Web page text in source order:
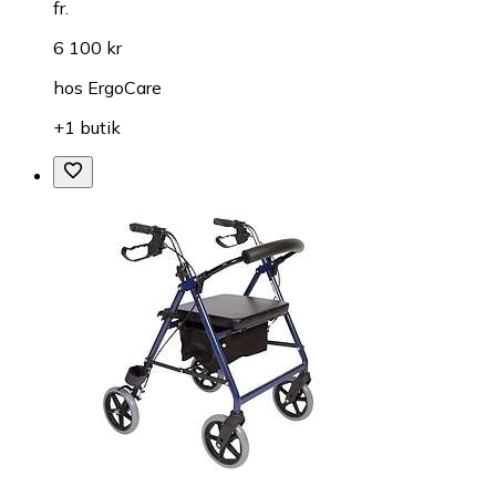
fr.
6 100 kr
hos ErgoCare
+1 butik